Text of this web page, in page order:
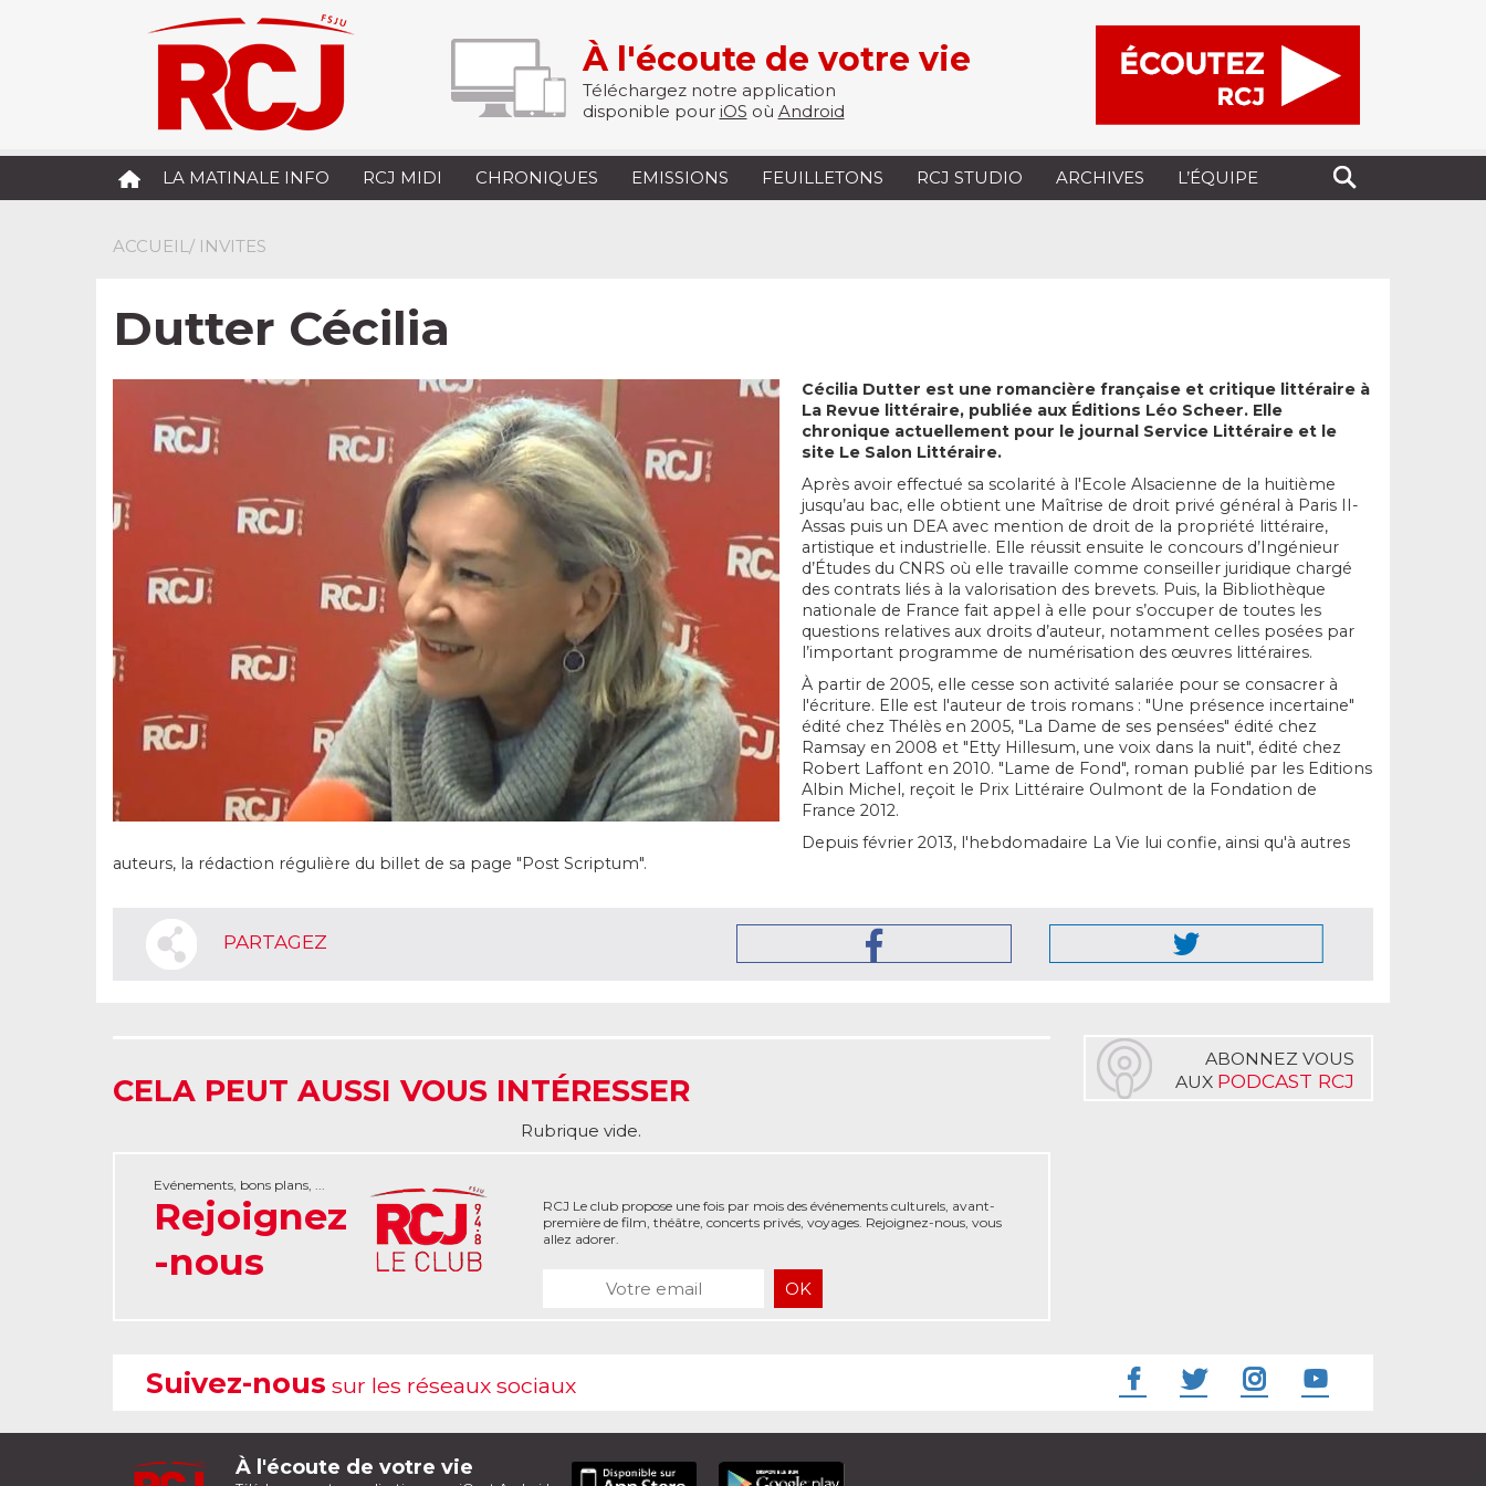
À l'écoute de votre vie
Téléchargez notre application
disponible pour iOS où Android
LA MATINALE INFO RCJ MIDI CHRONIQUES EMISSIONS FEUILLETONS RCJ STUDIO ARCHIVES L’ÉQUIPE
ACCUEIL/ INVITES
Dutter Cécilia
Cécilia Dutter est une romancière française et critique littéraire à
La Revue littéraire, publiée aux Éditions Léo Scheer. Elle
chronique actuellement pour le journal Service Littéraire et le
site Le Salon Littéraire.
Après avoir effectué sa scolarité à l'Ecole Alsacienne de la huitième
jusqu’au bac, elle obtient une Maîtrise de droit privé général à Paris II-
Assas puis un DEA avec mention de droit de la propriété littéraire,
artistique et industrielle. Elle réussit ensuite le concours d’Ingénieur
d’Études du CNRS où elle travaille comme conseiller juridique chargé
des contrats liés à la valorisation des brevets. Puis, la Bibliothèque
nationale de France fait appel à elle pour s’occuper de toutes les
questions relatives aux droits d’auteur, notamment celles posées par
l’important programme de numérisation des œuvres littéraires.
À partir de 2005, elle cesse son activité salariée pour se consacrer à
l'écriture. Elle est l'auteur de trois romans : "Une présence incertaine"
édité chez Thélès en 2005, "La Dame de ses pensées" édité chez
Ramsay en 2008 et "Etty Hillesum, une voix dans la nuit", édité chez
Robert Laffont en 2010. "Lame de Fond", roman publié par les Editions
Albin Michel, reçoit le Prix Littéraire Oulmont de la Fondation de
France 2012.
Depuis février 2013, l'hebdomadaire La Vie lui confie, ainsi qu'à autres
auteurs, la rédaction régulière du billet de sa page "Post Scriptum".
PARTAGEZ
CELA PEUT AUSSI VOUS INTÉRESSER
Rubrique vide.
Evénements, bons plans, ...
Rejoignez
-nous
RCJ Le club propose une fois par mois des événements culturels, avant-
première de film, théâtre, concerts privés, voyages. Rejoignez-nous, vous
allez adorer.
ABONNEZ VOUS
AUX PODCAST RCJ
Suivez-nous sur les réseaux sociaux
À l'écoute de votre vie